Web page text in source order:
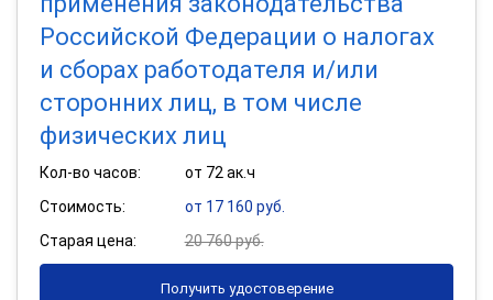
Российской Федерации о налогах
и сборах работодателя и/или
сторонних лиц, в том числе
физических лиц
Кол-во часов:
от 72 ак.ч
Стоимость:
от 17 160 руб.
Старая цена:
20 760 руб.
Получить удостоверение